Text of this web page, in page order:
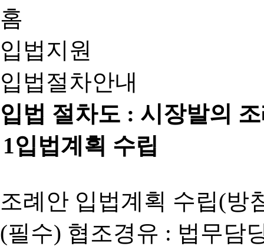
홈
입법지원
입법절차안내
입법 절차도 : 시장발의
1입법계획 수립
조례안 입법계획 수립(방
(필수) 협조경유 : 법무담